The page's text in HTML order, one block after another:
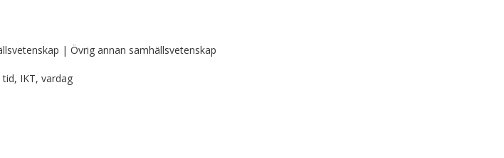
| Övrig annan samhällsvetenskap
IKT, vardag